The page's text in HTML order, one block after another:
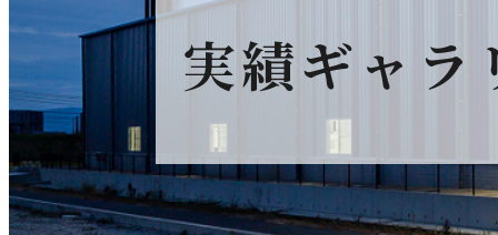
実績ギャラ